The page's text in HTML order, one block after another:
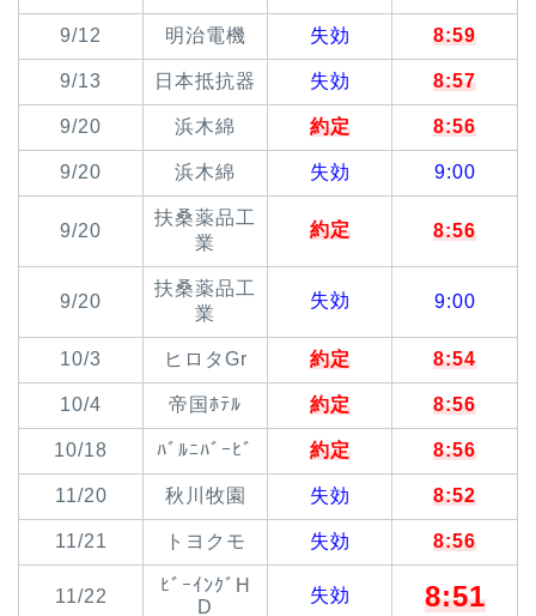
9/12 明治電機 失効 8:59
9/13 日本抵抗器 失効 8:57
9/20 浜木綿 約定 8:56
9/20 浜木綿 失効 9:00
9/20
扶桑薬品工
業
約定 8:56
9/20
扶桑薬品工
業
失効 9:00
10/3 ヒロタGr 約定 8:54
10/4 帝国ﾎﾃﾙ 約定 8:56
10/18 ﾊﾞﾙﾆﾊﾞｰﾋﾞ 約定 8:56
11/20 秋川牧園 失効 8:52
11/21 トヨクモ 失効 8:56
11/22
ﾋﾞｰｲﾝｸﾞH
D
失効 8:51